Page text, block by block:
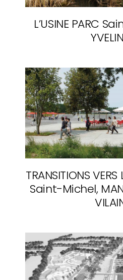
L’USINE PARC
TRANSITIONS VERS
Saint-Michel,